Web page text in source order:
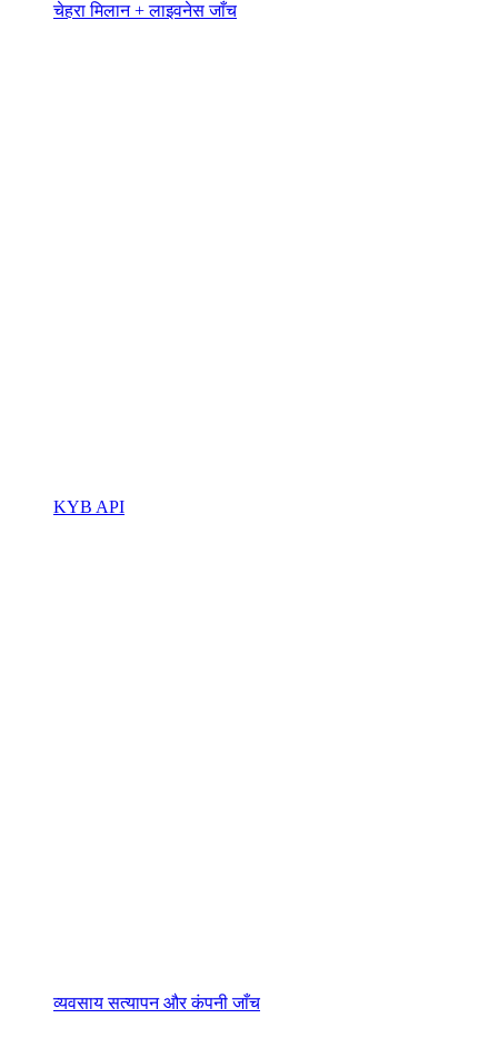
चेहरा मिलान + लाइवनेस जाँच
KYB API
व्यवसाय सत्यापन और कंपनी जाँच